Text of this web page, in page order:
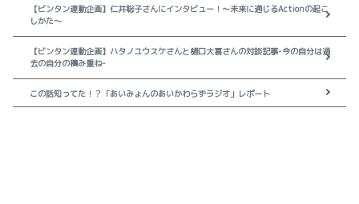
【ビンタン連動企画】仁井聡子さんにインタビュー！～未来に通じるActionの起こ
しかた～
【ビンタン連動企画】ハタノユウスケさんと樋口大喜さんの対談記事-今の自分は過
去の自分の積み重ね-
この話知ってた！？「あいみょんのあいかわらずラジオ」レポート